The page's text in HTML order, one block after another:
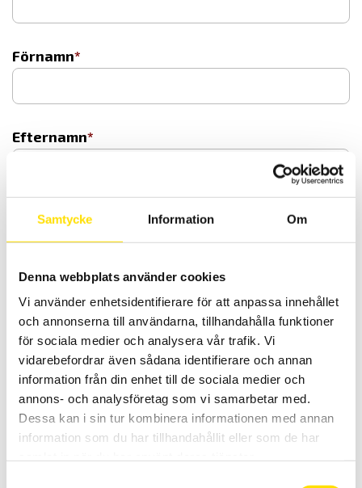
Samtycke Information Om
Denna webbplats använder cookies
Vi använder enhetsidentifierare för att anpassa innehållet
och annonserna till användarna, tillhandahålla funktioner
för sociala medier och analysera vår trafik. Vi
vidarebefordrar även sådana identifierare och annan
information från din enhet till de sociala medier och
annons- och analysföretag som vi samarbetar med.
Dessa kan i sin tur kombinera informationen med annan
information som du har tillhandahållit eller som de har
Förnamn
Efternamn
Telefon
Adress
Gatuadress
Gatuadress rad 2